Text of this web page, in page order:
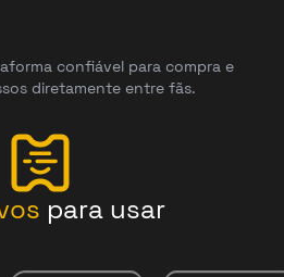
confiável para compra e
diretamente entre fãs.
para usar